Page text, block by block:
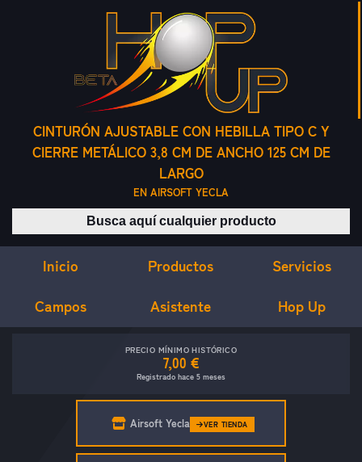
CINTURÓN AJUSTABLE CON HEBILLA TIPO C Y
CIERRE METÁLICO 3,8 CM DE ANCHO 125 CM DE
LARGO
EN AIRSOFT YECLA
Buscar productos
Inicio Productos Servicios
Campos Asistente Hop Up
PRECIO MÍNIMO HISTÓRICO
7,00 €
Registrado hace 5 meses
Airsoft Yecla VER TIENDA